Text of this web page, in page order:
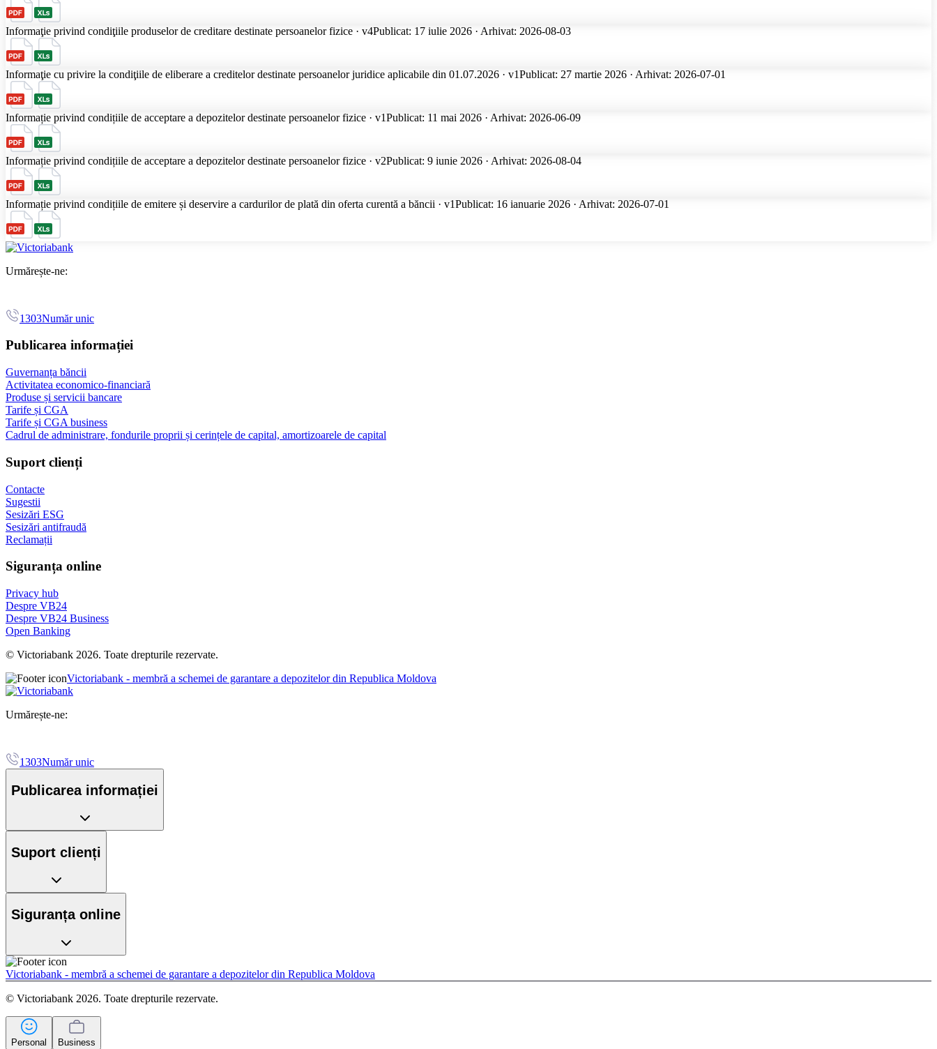
Informaţie privind сondiţiile produselor de creditare destinate persoanelor fizice · v4Publicat: 17 iulie 2026 · Arhivat: 2026-08-03
Informaţie cu privire la condiţiile de eliberare a creditelor destinate persoanelor juridice aplicabile din 01.07.2026 · v1Publicat: 27 martie 2026 · Arhivat: 2026-07-01
Informație privind condițiile de acceptare a depozitelor destinate persoanelor fizice · v1Publicat: 11 mai 2026 · Arhivat: 2026-06-09
Informație privind condițiile de acceptare a depozitelor destinate persoanelor fizice · v2Publicat: 9 iunie 2026 · Arhivat: 2026-08-04
Informație privind condițiile de emitere și deservire a cardurilor de plată din oferta curentă a băncii · v1Publicat: 16 ianuarie 2026 · Arhivat: 2026-07-01
Urmărește-ne:
1303Număr unic
Publicarea informației
Guvernanța băncii
Activitatea economico-financiară
Produse și servicii bancare
Tarife și CGA
Tarife și CGA business
Cadrul de administrare, fondurile proprii și cerințele de capital, amortizoarele de capital
Suport clienți
Contacte
Sugestii
Sesizări ESG
Sesizări antifraudă
Reclamații
Siguranța online
Privacy hub
Despre VB24
Despre VB24 Business
Open Banking
© Victoriabank 2026. Toate drepturile rezervate.
Victoriabank - membră a schemei de garantare a depozitelor din Republica Moldova
Urmărește-ne:
1303Număr unic
Publicarea informației
Suport clienți
Siguranța online
Victoriabank - membră a schemei de garantare a depozitelor din Republica Moldova
© Victoriabank 2026. Toate drepturile rezervate.
Personal Business